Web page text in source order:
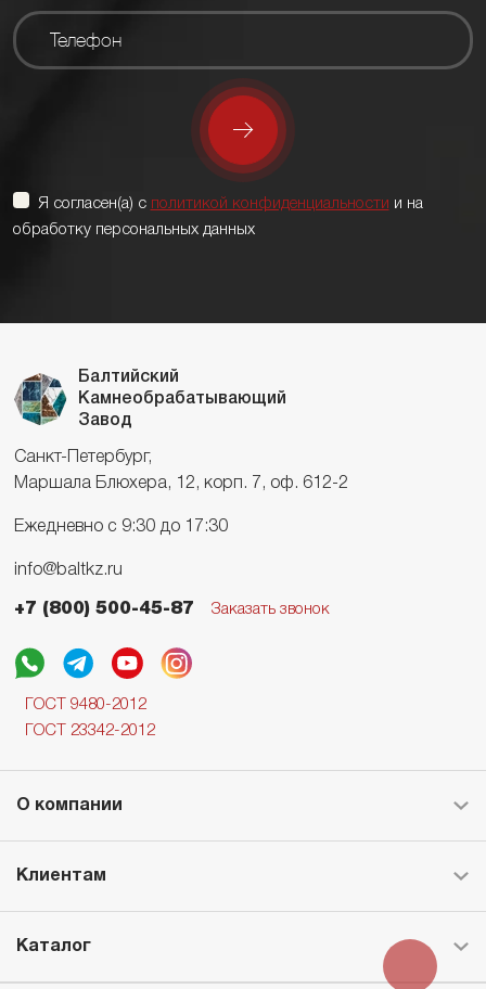
Я согласен(а) с политикой конфиденциальности и на
обработку персональных данных
Балтийский
Камнеобрабатывающий
Завод
Санкт-Петербург,
Маршала Блюхера, 12, корп. 7, оф. 612-2
Ежедневно с 9:30 до 17:30
info@baltkz.ru
+7 (800) 500-45-87 Заказать звонок
ГОСТ 9480-2012
ГОСТ 23342-2012
О компании
Клиентам
Каталог